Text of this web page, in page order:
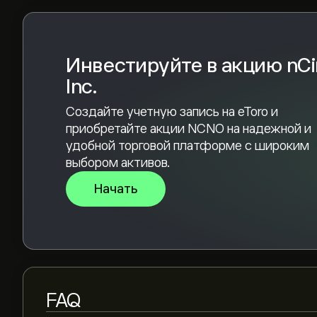
Инвестируйте в акцию
Inc.
Создайте учетную запись на eToro и
приобретайте акции NCNO на надежной и
удобной торговой платформе с широким
выбором активов.
Начать
FAQ